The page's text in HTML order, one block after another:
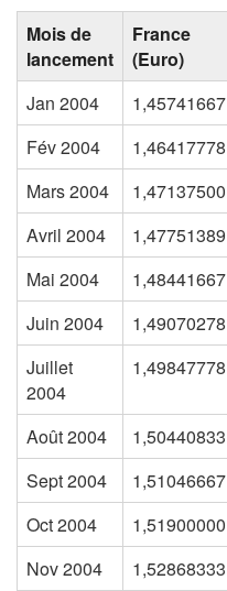
Mois de
lancement
France
(Euro)
Jan 2004 1,45741667
Fév 2004
1,46417778
Mars 2004
1,47137500
Avril 2004
1,47751389
Mai 2004
1,48441667
Juin 2004
1,49070278
Juillet
2004
1,49847778
Août 2004 1,50440833
Sept 2004
1,51046667
Oct 2004
1,51900000
Nov 2004
1,52868333